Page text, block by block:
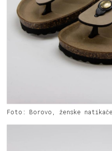
Foto: Borovo, ženske